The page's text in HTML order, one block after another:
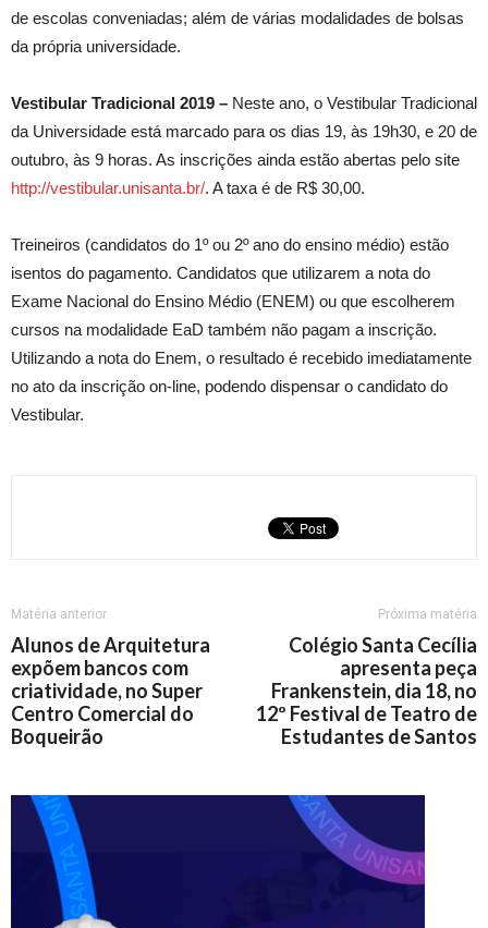
de escolas conveniadas; além de várias modalidades de bolsas
da própria universidade.
Vestibular Tradicional 2019 – Neste ano, o Vestibular Tradicional
da Universidade está marcado para os dias 19, às 19h30, e 20 de
outubro, às 9 horas. As inscrições ainda estão abertas pelo site
http://vestibular.unisanta.br/. A taxa é de R$ 30,00.
Treineiros (candidatos do 1º ou 2º ano do ensino médio) estão
isentos do pagamento. Candidatos que utilizarem a nota do
Exame Nacional do Ensino Médio (ENEM) ou que escolherem
cursos na modalidade EaD também não pagam a inscrição.
Utilizando a nota do Enem, o resultado é recebido imediatamente
no ato da inscrição on-line, podendo dispensar o candidato do
Vestibular.
Matéria anterior
Alunos de Arquitetura
expõem bancos com
criatividade, no Super
Centro Comercial do
Boqueirão
Próxima matéria
Colégio Santa Cecília
apresenta peça
Frankenstein, dia 18, no
12º Festival de Teatro de
Estudantes de Santos